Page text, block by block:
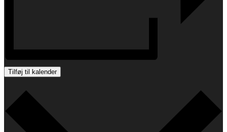
Tilføj til kalender